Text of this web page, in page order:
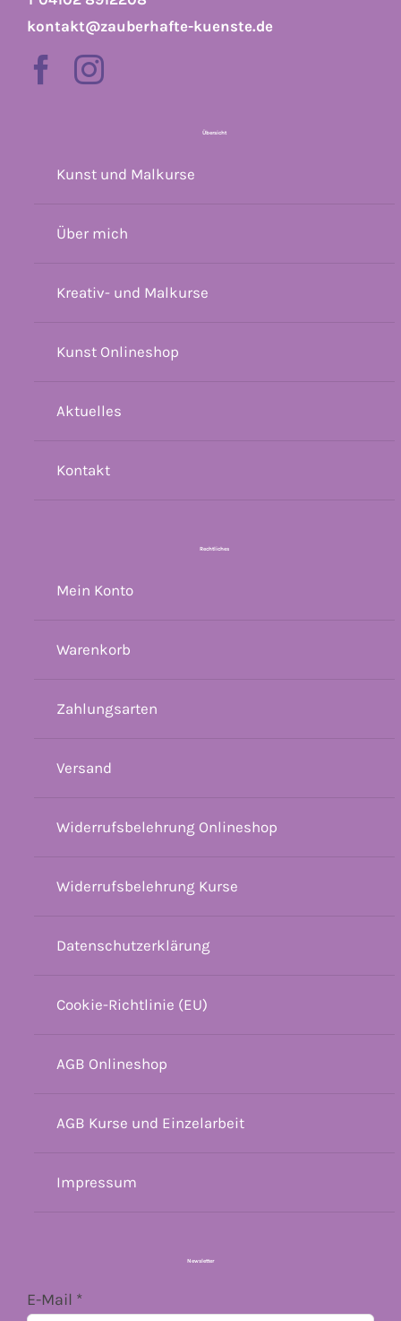
kontakt@zauberhafte-kuenste.de
Übersicht
Kunst und Malkurse
Über mich
Kreativ- und Malkurse
Kunst Onlineshop
Aktuelles
Kontakt
Rechtliches
Mein Konto
Warenkorb
Zahlungsarten
Versand
Widerrufsbelehrung Onlineshop
Widerrufsbelehrung Kurse
Datenschutzerklärung
Cookie-Richtlinie (EU)
AGB Onlineshop
AGB Kurse und Einzelarbeit
Impressum
Newsletter
E-Mail *